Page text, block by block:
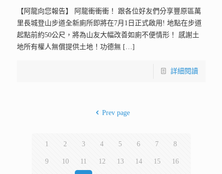
【阿龍向您報告】 阿龍衝衝衝！ 跟各位好友們分享豐原區萬
里長城登山步道全新廁所即將在7月1日正式啟用! 地點在步道
起點前約50公尺，將為山友大幅改善如廁不便情形！ 感謝土
地所有權人無償提供土地！功德無[…]
詳細閱讀
Prev page
1 2 3 4 5 6 7 8
9 10 11 12 13 14 15 16